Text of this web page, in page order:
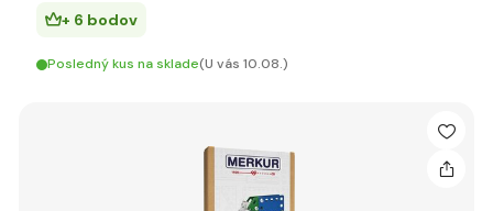
+ 6 bodov
Posledný kus na sklade(U vás 10.08.)